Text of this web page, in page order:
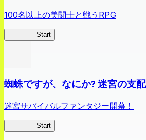
100名以上の美闘士と戦うRPG
Start
蜘蛛ですが、なにか? 迷宮の支
迷宮サバイバルファンタジー開幕！
Start